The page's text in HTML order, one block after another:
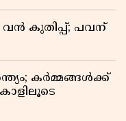
കുതിപ്പ്; പവന്
കർമ്മങ്ങൾക്ക്